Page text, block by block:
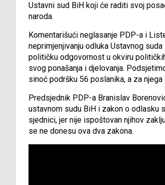
Ustavni sud BiH koji će raditi svoj
naroda.
Komentarišući neglasanje PDP-a i
neprimjenjivanju odluka Ustavnog
političku odgovornost u okviru
svog ponašanja i djelovanja.
sinoć podršku 56 poslanika, a za
Predsjednik PDP-a Branislav
ustavnom sudu BiH i zakon o odlasku
sjednici, jer nije ispoštovan njihov
se ne donesu ova dva zakona.